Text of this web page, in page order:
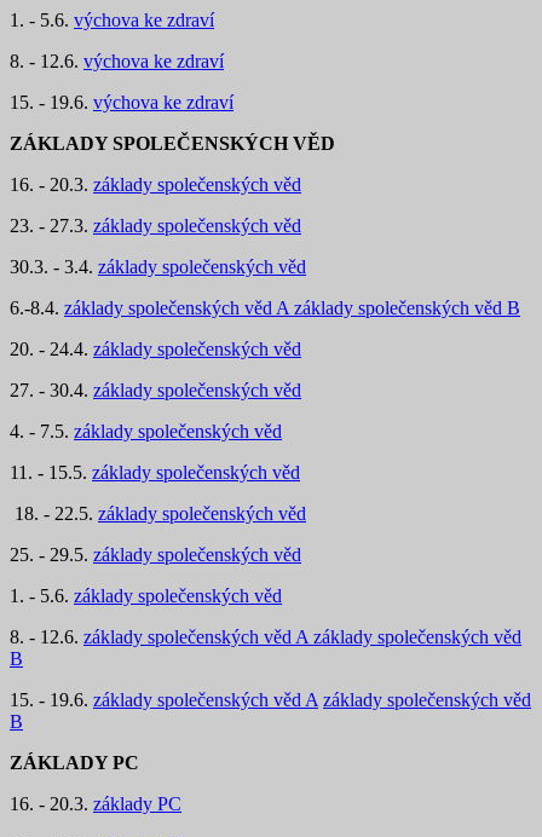
1. - 5.6. výchova ke zdraví
8. - 12.6. výchova ke zdraví
15. - 19.6. výchova ke zdraví
ZÁKLADY SPOLEČENSKÝCH VĚD
16. - 20.3. základy společenských věd
23. - 27.3. základy společenských věd
30.3. - 3.4. základy společenských věd
6.-8.4. základy společenských věd A základy společenských věd B
20. - 24.4. základy společenských věd
27. - 30.4. základy společenských věd
4. - 7.5. základy společenských věd
11. - 15.5. základy společenských věd
18. - 22.5. základy společenských věd
25. - 29.5. základy společenských věd
1. - 5.6. základy společenských věd
8. - 12.6. základy společenských věd A základy společenských věd
B
15. - 19.6. základy společenských věd A základy společenských věd
B
ZÁKLADY PC
16. - 20.3. základy PC